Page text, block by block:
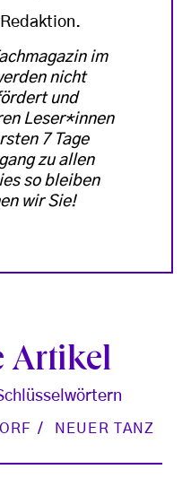
im
nicht
und
Leser*innen
7 Tage
zu allen
so bleiben
wir Sie!
Artikel
NEUER TANZ